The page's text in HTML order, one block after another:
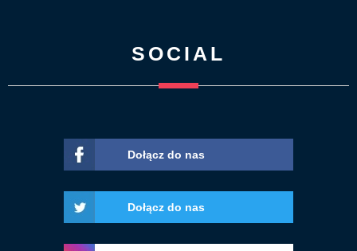
SOCIAL
Dołącz do nas
Dołącz do nas